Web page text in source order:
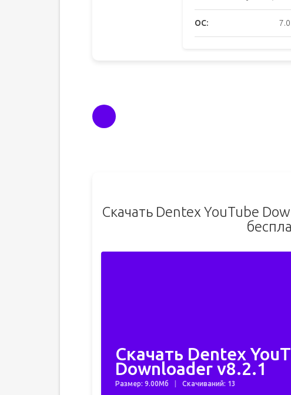
ОС:
Скачать Dentex YouTube
Скачать Dentex
Downloader v8.2.1
Размер: 9.00Мб Скачиваний: 13